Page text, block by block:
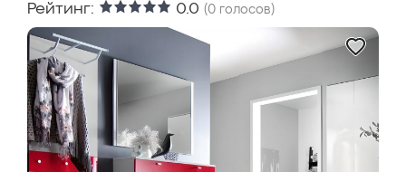
Рейтинг: 0.0 (0 голосов)